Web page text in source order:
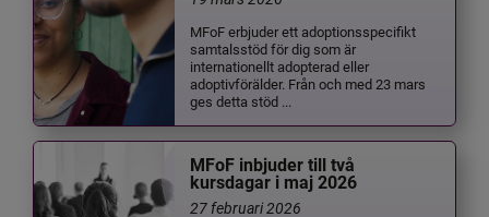
MFoF erbjuder ett adoptionsspecifikt
samtalsstöd för dig som är
internationellt adopterad eller
adoptivförälder. Från och med 23 mars
ges detta stöd ...
MFoF inbjuder till två
kursdagar i maj 2026
27 februari 2026